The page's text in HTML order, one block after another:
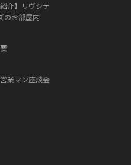
紹介】リヴシテ
のお部屋内
業マン座談会